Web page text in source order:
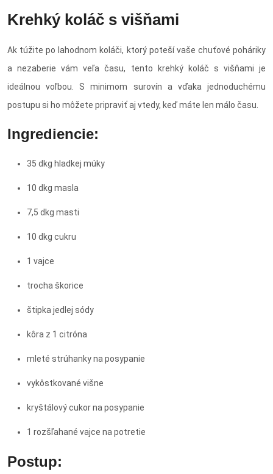
Krehký koláč s višňami
Ak túžite po lahodnom koláči, ktorý poteší vaše chuťové poháriky
a nezaberie vám veľa času, tento krehký koláč s višňami je
ideálnou voľbou. S minimom surovín a vďaka jednoduchému
postupu si ho môžete pripraviť aj vtedy, keď máte len málo času.
Ingrediencie:
35 dkg hladkej múky
10 dkg masla
7,5 dkg masti
10 dkg cukru
1 vajce
trocha škorice
štipka jedlej sódy
kôra z 1 citróna
mleté strúhanky na posypanie
vykôstkované višne
kryštálový cukor na posypanie
1 rozšľahané vajce na potretie
Postup: